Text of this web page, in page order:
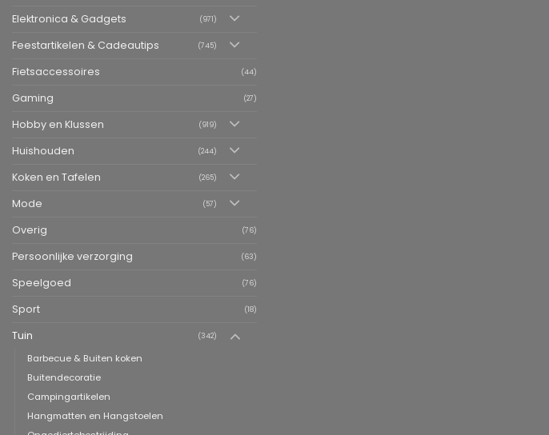
Elektronica & Gadgets (971)
Feestartikelen & Cadeautips (745)
Fietsaccessoires (44)
Gaming (27)
Hobby en Klussen (919)
Huishouden (244)
Koken en Tafelen (265)
Mode (57)
Overig (76)
Persoonlijke verzorging (63)
Speelgoed (76)
Sport (18)
Tuin (342)
Barbecue & Buiten koken
Buitendecoratie
Campingartikelen
Hangmatten en Hangstoelen